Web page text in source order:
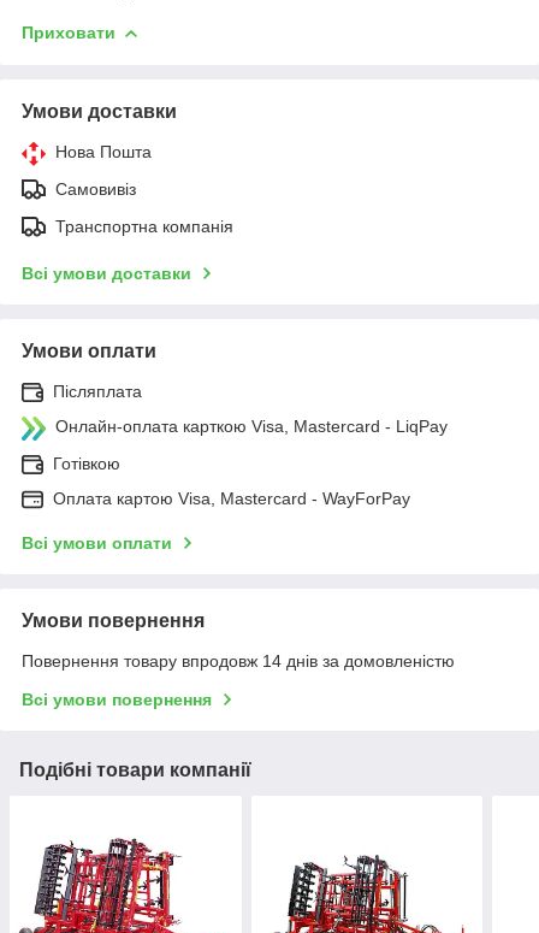
Приховати
Умови доставки
Нова Пошта
Самовивіз
Транспортна компанія
Всі умови доставки
Умови оплати
Післяплата
Онлайн-оплата карткою Visa, Mastercard - LiqPay
Готівкою
Оплата картою Visa, Mastercard - WayForPay
Всі умови оплати
Умови повернення
Повернення товару впродовж 14 днів за домовленістю
Всі умови повернення
Подібні товари компанії